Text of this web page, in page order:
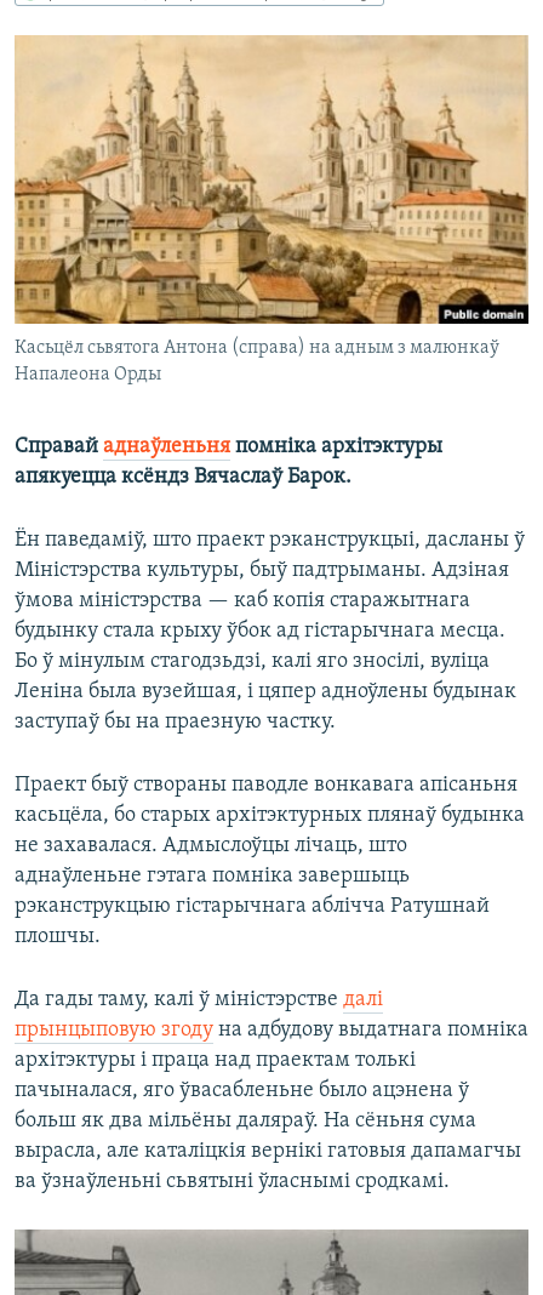
КУЛЬТУРА
МОВА
НА ХВАЛЯХ СВАБОДЫ
Касьцёл сьвятога Антона (справа) на адным з малюнкаў
Напалеона Орды
Справай аднаўленьня помніка архітэктуры
апякуецца ксёндз Вячаслаў Барок.
Ён паведаміў, што праект рэканструкцыі, дасланы ў
Міністэрства культуры, быў падтрыманы. Адзіная
ўмова міністэрства — каб копія старажытнага
будынку стала крыху ўбок ад гістарычнага месца.
Бо ў мінулым стагодзьдзі, калі яго зносілі, вуліца
Леніна была вузейшая, і цяпер адноўлены будынак
заступаў бы на праезную частку.
Праект быў створаны паводле вонкавага апісаньня
касьцёла, бо старых архітэктурных плянаў будынка
не захавалася. Адмыслоўцы лічаць, што
аднаўленьне гэтага помніка завершыць
рэканструкцыю гістарычнага аблічча Ратушнай
плошчы.
Да гады таму, калі ў міністэрстве далі
прынцыповую згоду на адбудову выдатнага помніка
архітэктуры і праца над праектам толькі
пачыналася, яго ўвасабленьне было ацэнена ў
больш як два мільёны даляраў. На сёньня сума
вырасла, але каталіцкія вернікі гатовыя дапамагчы
ва ўзнаўленьні сьвятыні ўласнымі сродкамі.